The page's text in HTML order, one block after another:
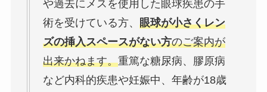
や過去にメスを使用した眼球疾患の手
術を受けている方、 眼球が小さくレン
ズの挿入スペースがない方のご案内が
出来かねます。重篤な糖尿病、膠原病
など内科的疾患や妊娠中、年齢が18歳